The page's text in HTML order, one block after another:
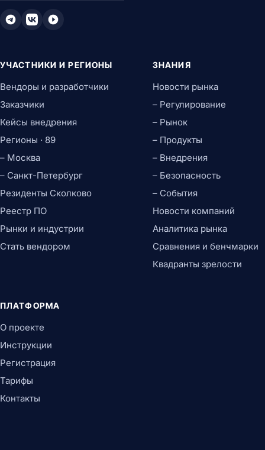
УЧАСТНИКИ И РЕГИОНЫ
Вендоры и разработчики
Заказчики
Кейсы внедрения
Регионы · 89
– Москва
– Санкт-Петербург
Резиденты Сколково
Реестр ПО
Рынки и индустрии
Стать вендором
ЗНАНИЯ
Новости рынка
– Регулирование
– Рынок
– Продукты
– Внедрения
– Безопасность
– События
Новости компаний
Аналитика рынка
Сравнения и бенчмарки
Квадранты зрелости
ПЛАТФОРМА
О проекте
Инструкции
Регистрация
Тарифы
Контакты